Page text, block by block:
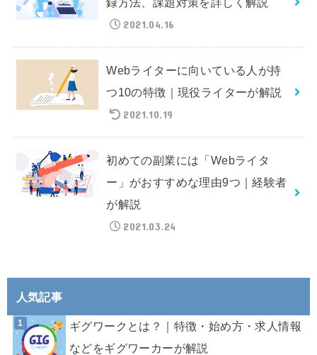
2021.04.16
Webライターに向いている人が持
つ10の特徴｜現役ライターが解説
2021.10.19
初めての副業には「Webライタ
ー」がおすすめな理由9つ｜経験者
が解説
2021.03.24
人気記事
ギグワークとは？｜特徴・始め方・求人情報
などをギグワーカーが解説